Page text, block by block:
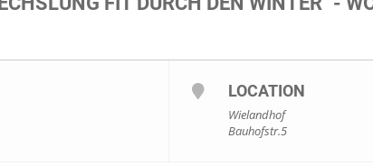
LOCATION
Wielandhof
Bauhofstr.5